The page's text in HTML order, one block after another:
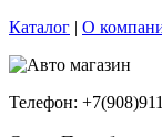
Каталог | О
Телефон: